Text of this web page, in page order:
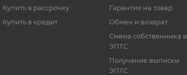
Купить в рассрочку
Купить в кредит
Гарантия на товар
Обмен и возврат
Смена собственника в
ЭПТС
Получение выписки
ЭПТС